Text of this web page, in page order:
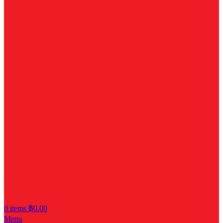
0 items ฿0.00
Menu